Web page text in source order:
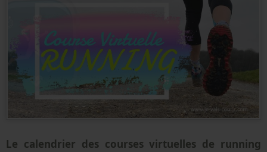
Le calendrier des courses virtuelles de running